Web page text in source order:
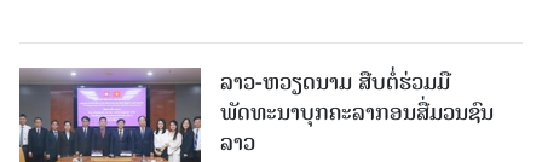
ລາວ-ຫວຽດ​ນາມ ສືບ​ຕໍ່​ຮ່ວມ​ມື
ພັດທະນາບຸກຄະລາກອນສື່ມວນຊົນ
ລາວ